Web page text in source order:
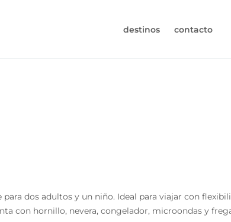
destinos contacto
dos adultos y un niño. Ideal para viajar con
con hornillo, nevera, congelador, microondas y